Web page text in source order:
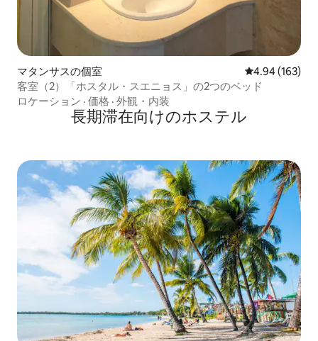
マタンサスの個室 レビュー163
4.94 (163)
客室（2）「ホスタル・スエニョス」の2つのベッド
ロケーション · 価格 · 外観・内装
長期滞在向けのホステル